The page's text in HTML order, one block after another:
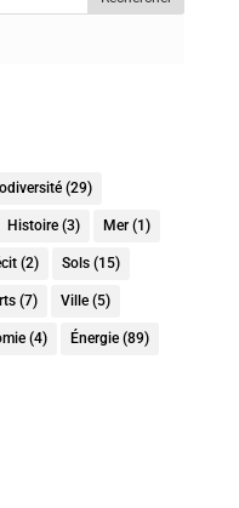
(29)
Histoire(3) Mer(1)
(2) Sols(15)
(7) Ville(5)
(4) Énergie(89)